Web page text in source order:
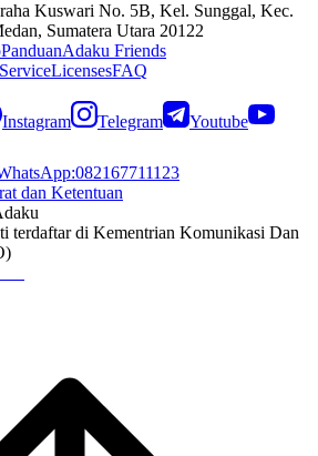
Kuswari No. 5B, Kel. Sunggal, Kec.
Sumatera Utara 20122
PanduanAdaku Friends
LicensesFAQ
Instagram Telegram
Youtube
:082167711123
dan Ketentuan
terdaftar di Kementrian Komunikasi Dan